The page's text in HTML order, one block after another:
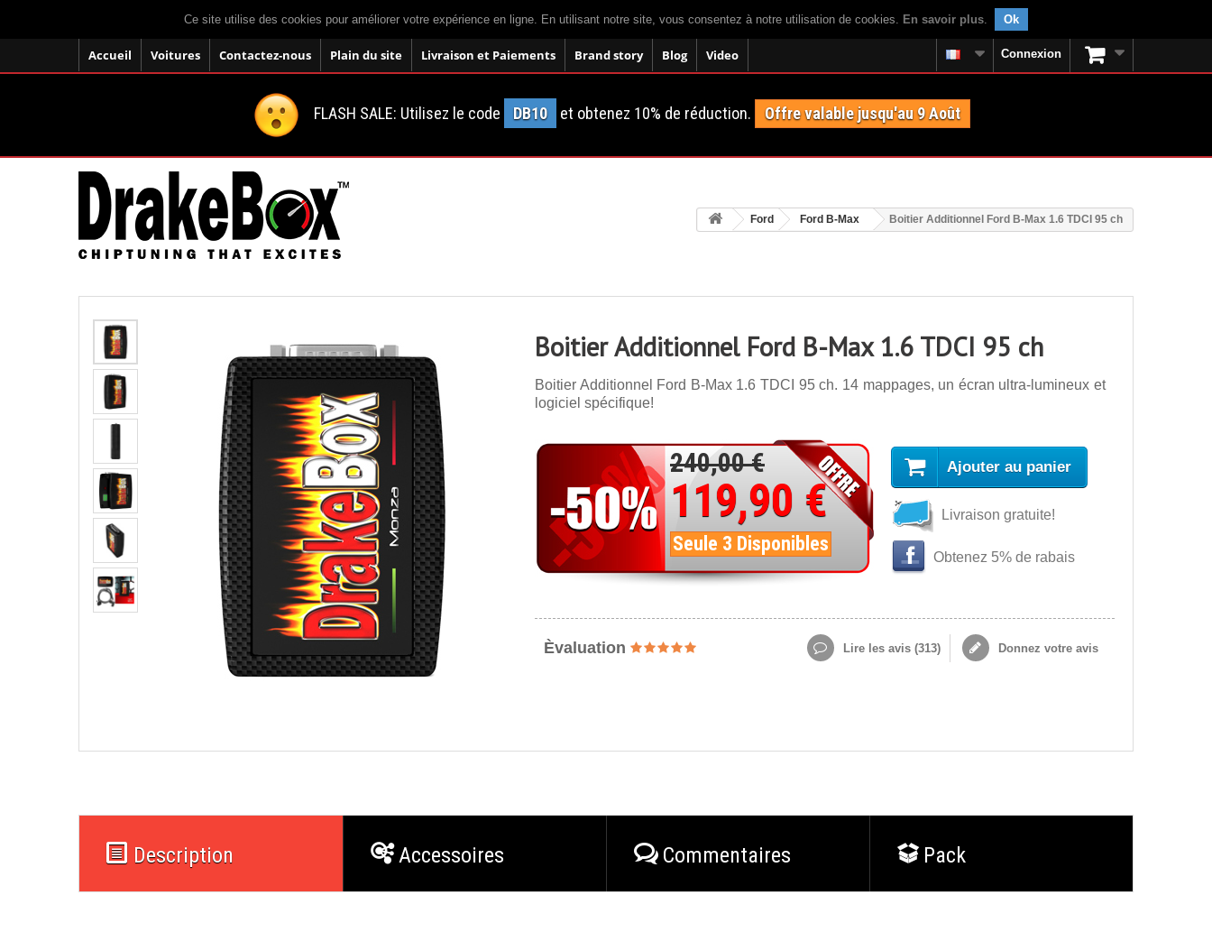
Ce site utilise des cookies pour améliorer votre expérience en ligne. En utilisant notre site, vous consentez à notre utilisation de cookies. En savoir plus. Ok
Accueil Voitures Contactez-nous Plain du site Livraison et Paiements Brand story Blog Video Connexion
FLASH SALE: Utilisez le code DB10 et obtenez 10% de réduction. Offre valable jusqu'au 9 Août
Ford Ford B-Max Boitier Additionnel Ford B-Max 1.6 TDCI 95 ch
Boitier Additionnel Ford B-Max 1.6 TDCI 95 ch
Boitier Additionnel Ford B-Max 1.6 TDCI 95 ch. 14 mappages, un écran ultra-lumineux et
logiciel spécifique!
240,00 €
119,90 €
Seule 3 Disponibles
Ajouter au panier
Livraison gratuite!
Obtenez 5% de rabais
Èvaluation Lire les avis (313) Donnez votre avis
Description Accessoires Commentaires Pack